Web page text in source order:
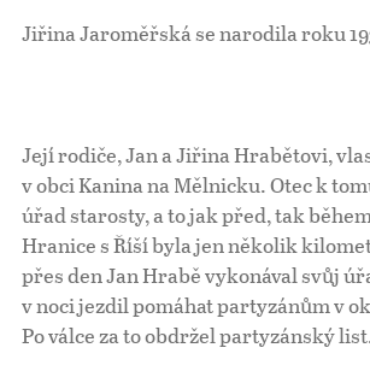
Jiřina Jaroměřská se narodila roku
Její rodiče, Jan a Jiřina Hrabětovi,
v obci Kanina na Mělnicku. Otec k
úřad starosty, a to jak před, tak
Hranice s Říší byla jen několik
přes den Jan Hrabě vykonával svůj
v noci jezdil pomáhat partyzánům v
Po válce za to obdržel partyzánský